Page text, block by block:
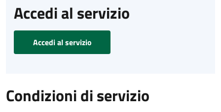
Accedi al servizio
Accedi al servizio
Condizioni di servizio